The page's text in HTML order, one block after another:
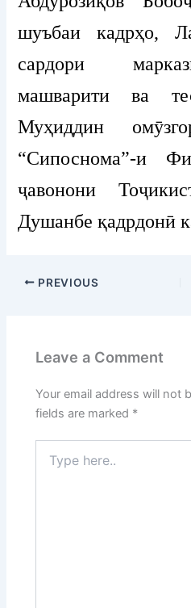
шуъбаи кадрҳо,
сардори
машварити ва
Муҳиддин
“Сипоснома”-и
ҷавонони
Душанбе қадрдонӣ
PREVIOUS
Leave a Comment
Your email address will not
fields are marked *
here..